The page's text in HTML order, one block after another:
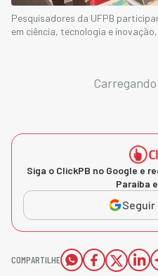
Pesquisadores da UFPB
em ciência, tecnologia e inovação,
Siga o ClickPB no Google e
Paraíba
Seguir
COMPARTILHE